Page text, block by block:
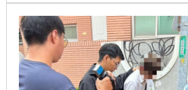
握，短短一小時就在萬華區落網，而
拍得清清楚楚，他仍堅持不認罪。